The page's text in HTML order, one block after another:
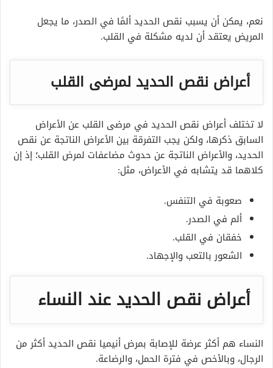
نعم، يمكن أن يسبب نقص الحديد ألمًا في الصدر، ما يجعل
المريض يعتقد أن لديه مشكلة في القلب.
أعراض نقص الحديد لمرضى القلب
لا تختلف أعراض نقص الحديد في مرضى القلب عن الأعراض
السابق ذكرها، ولكن يجب التفرقة بين الأعراض الناتجة عن نقص
الحديد، والأعراض الناتجة عن حدوث مضاعفات لمرض القلب؛ إذ إن
كلاهما قد يتشابه في الأعراض، مثل:
صعوبة في التنفس.
ألم في الصدر.
خفقان في القلب.
الشعور بالتعب والإجهاد.
أعراض نقص الحديد عند النساء
النساء هم أكثر عرضة للإصابة بمرض أنيميا نقص الحديد أكثر من
الرجال، وبالأخص في فترة الحمل، والرضاعة.